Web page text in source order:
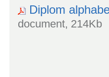
Diplom
document, 214Kb